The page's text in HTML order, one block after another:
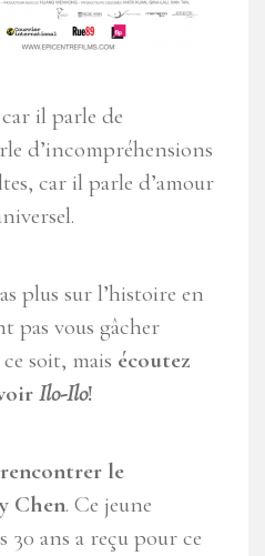
il parle de
d’incompréhensions
car il parle d’amour
plus sur l’histoire en
pas vous gâcher
soit, mais écoutez
Ilo-Ilo!
rencontrer le
Chen. Ce jeune
30 ans a reçu pour ce